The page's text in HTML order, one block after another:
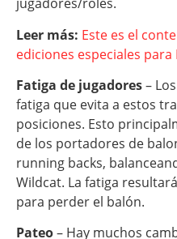
Leer más: Este es el
ediciones especiales para
Fatiga de jugadores–
fatiga que evita a estos
posiciones. Esto
de los portadores de
running backs,
Wildcat. La fatiga
para perder el balón.
Pateo– Hay muchos